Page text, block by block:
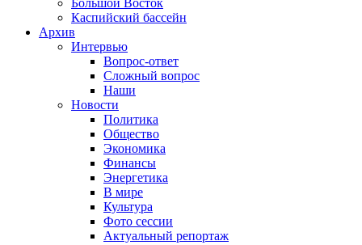
Большой Восток
Каспийский бассейн
Архив
Интервью
Вопрос-ответ
Сложный вопрос
Наши
Новости
Политика
Общество
Экономика
Финансы
Энергетика
В мире
Культура
Фото сессии
Актуальный репортаж